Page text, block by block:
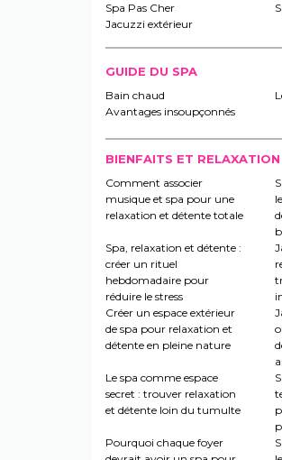
Spa Pas Cher
Jacuzzi extérieur
GUIDE DU SPA
Bain chaud
Avantages insoupçonnés
BIENFAITS ET RELAXATION
Comment associer
musique et spa pour une
relaxation et détente totale
Spa, relaxation et détente :
créer un rituel
hebdomadaire pour
réduire le stress
Créer un espace extérieur
de spa pour relaxation et
détente en pleine nature
Le spa comme espace
secret : trouver relaxation
et détente loin du tumulte
Pourquoi chaque foyer